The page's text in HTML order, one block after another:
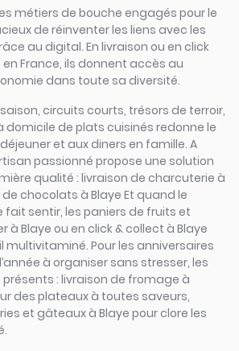
métiers de bouche engagés pour le
de réinventer les liens avec les
au digital. En livraison ou en click
France, ils donnent accès au
dans toute sa diversité.
circuits courts, trésors de terroir,
domicile de plats cuisinés redonne le
et aux diners en famille. A
passionné propose une solution
qualité : livraison de charcuterie à
chocolats à Blaye Et quand le
fait sentir, les paniers de fruits et
à Blaye ou en click & collect à Blaye
multivitaminé. Pour les anniversaires
à organiser sans stresser, les
: livraison de fromage à
des plateaux à toutes saveurs,
et gâteaux à Blaye pour clore les